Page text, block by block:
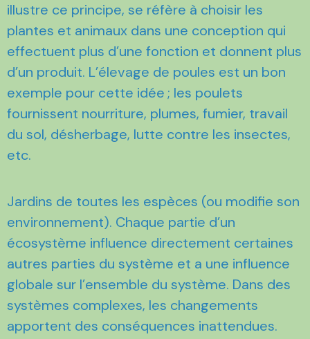
illustre ce principe, se réfère à choisir les
plantes et animaux dans une conception qui
effectuent plus d’une fonction et donnent plus
d’un produit. L’élevage de poules est un bon
exemple pour cette idée ; les poulets
fournissent nourriture, plumes, fumier, travail
du sol, désherbage, lutte contre les insectes,
etc.
Jardins de toutes les espèces (ou modifie son
environnement). Chaque partie d’un
écosystème influence directement certaines
autres parties du système et a une influence
globale sur l’ensemble du système. Dans des
systèmes complexes, les changements
apportent des conséquences inattendues.